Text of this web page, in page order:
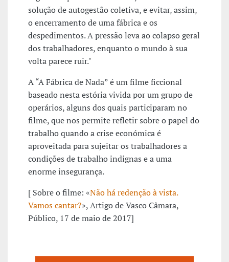
solução de autogestão coletiva, e evitar, assim,
o encerramento de uma fábrica e os
despedimentos. A pressão leva ao colapso geral
dos trabalhadores, enquanto o mundo à sua
volta parece ruir."
A “A Fábrica de Nada” é um filme ficcional
baseado nesta estória vivida por um grupo de
operários, alguns dos quais participaram no
filme, que nos permite refletir sobre o papel do
trabalho quando a crise económica é
aproveitada para sujeitar os trabalhadores a
condições de trabalho indignas e a uma
enorme insegurança.
[ Sobre o filme: «Não há redenção à vista.
Vamos cantar?», Artigo de Vasco Câmara,
Público, 17 de maio de 2017]